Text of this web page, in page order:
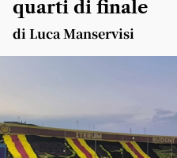
quarti di finale
di Luca Manservisi